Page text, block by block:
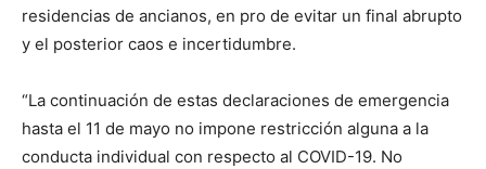
residencias de ancianos, en pro de evitar un final abrupto
y el posterior caos e incertidumbre.
“La continuación de estas declaraciones de emergencia
hasta el 11 de mayo no impone restricción alguna a la
conducta individual con respecto al COVID-19. No